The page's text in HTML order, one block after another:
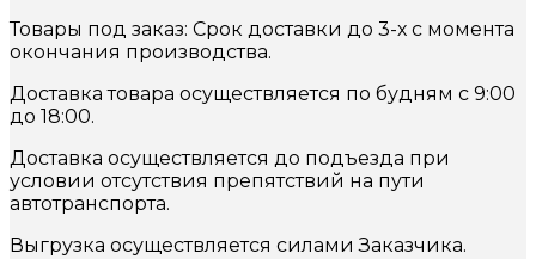
Товары под заказ: Срок доставки до 3-х с момента
окончания производства.
Доставка товара осуществляется по будням с 9:00
до 18:00.
Доставка осуществляется до подъезда при
условии отсутствия препятствий на пути
автотранспорта.
Выгрузка осуществляется силами Заказчика.